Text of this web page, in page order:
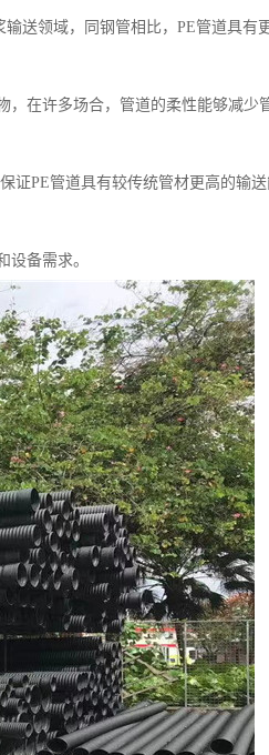
送领域，同钢管相比，PE管道具有
，在许多场合，管道的柔性能够减少
证PE管道具有较传统管材更高的输
备需求。